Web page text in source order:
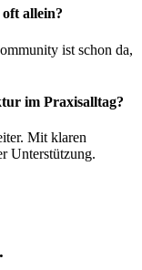
allein?
ist schon da,
im Praxisalltag?
Mit klaren
Unterstützung.